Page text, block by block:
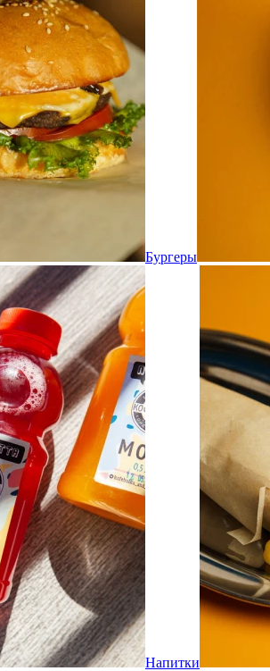
Бургеры
Напитки